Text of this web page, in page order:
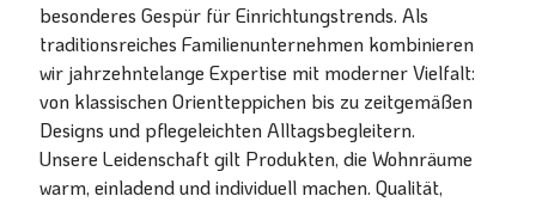
besonderes Gespür für Einrichtungstrends. Als
traditionsreiches Familienunternehmen kombinieren
wir jahrzehntelange Expertise mit moderner Vielfalt:
von klassischen Orientteppichen bis zu zeitgemäßen
Designs und pflegeleichten Alltagsbegleitern.
Unsere Leidenschaft gilt Produkten, die Wohnräume
warm, einladend und individuell machen. Qualität,